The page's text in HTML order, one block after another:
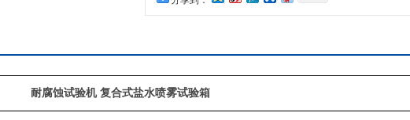
耐腐蚀试验机 复合式盐水喷雾试验箱